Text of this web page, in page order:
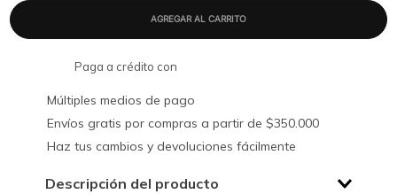
Paga a crédito con
Múltiples medios de pago
Envíos gratis por compras a partir de $350.000
Haz tus cambios y devoluciones fácilmente
Descripción del producto